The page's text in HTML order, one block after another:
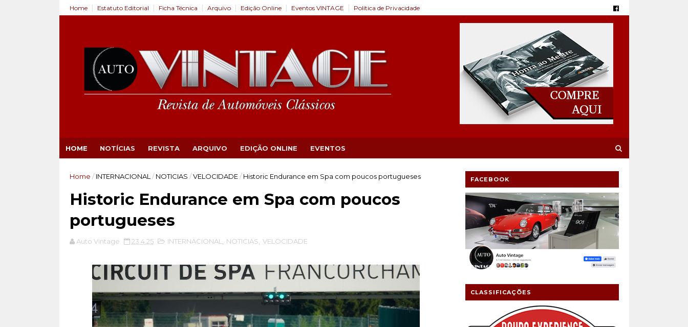
Home Estatuto Editorial Ficha Técnica Arquivo Edição Online Eventos VINTAGE Política de Privacidade
HOME NOTÍCIAS REVISTA ARQUIVO EDIÇÃO ONLINE EVENTOS
Home / INTERNACIONAL / NOTICIAS / VELOCIDADE / Historic Endurance em Spa com poucos portugueses
Historic Endurance em Spa com poucos
portugueses
Auto Vintage 23.4.25 INTERNACIONAL NOTICIAS VELOCIDADE
FACEBOOK
CLASSIFICAÇÕES